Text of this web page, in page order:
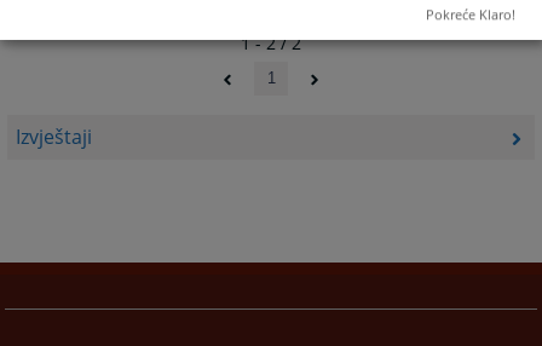
Izvještaji
1 - 2 / 2
1
Pokreće Klaro!